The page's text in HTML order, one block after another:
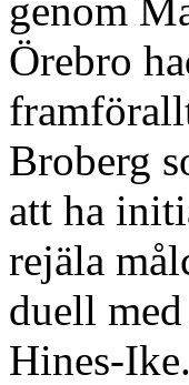
genom
Örebro
Broberg
att ha
rejäla
duell
Hines-Ike.